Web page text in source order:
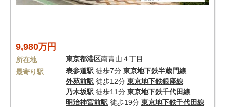
9,980万円
所在地 東京都港区南青山４丁目
最寄り駅
表参道駅 徒歩7分 東京地下鉄半蔵門線
外苑前駅 徒歩12分 東京地下鉄銀座線
乃木坂駅 徒歩11分 東京地下鉄千代田線
明治神宮前駅 徒歩19分 東京地下鉄千代田線